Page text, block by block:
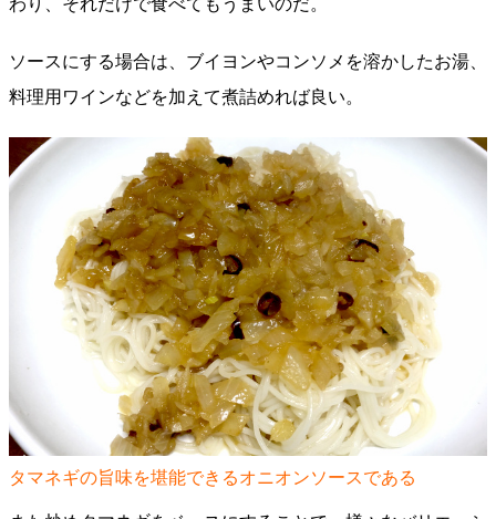
わり、それだけで食べてもうまいのだ。
ソースにする場合は、ブイヨンやコンソメを溶かしたお湯、
料理用ワインなどを加えて煮詰めれば良い。
タマネギの旨味を堪能できるオニオンソースである